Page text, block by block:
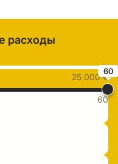
расходы
25 000 €
60
60